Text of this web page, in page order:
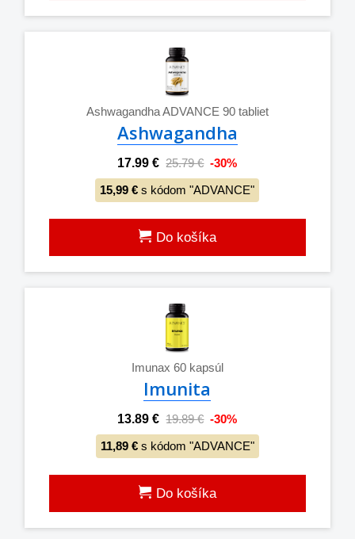
Ashwagandha ADVANCE 90 tabliet
Ashwagandha
17.99 € 25.79 € -30%
15,99 € s kódom "ADVANCE"
Do košíka
Imunax 60 kapsúl
Imunita
13.89 € 19.89 € -30%
11,89 €s kódom "ADVANCE"
Do košíka